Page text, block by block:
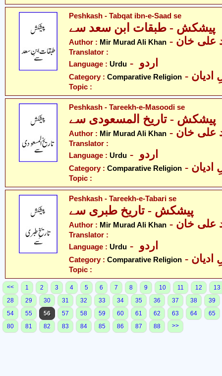
Peshkash - Tabqat ibn-e-Saad se
پیشکش - طبقات ابن سعد سے
Author : Mir Murad Ali Khan علی خان
Translator :
Language : Urdu
Category : Comparative Religion ادیان
Topic :
Peshkash - Tareekh-e-Masoodi se
پیشکش - تاریخ المسعودی سے
Author : Mir Murad Ali Khan علی خان
Translator :
Language : Urdu
Category : Comparative Religion ادیان
Topic :
Peshkash - Tareekh-e-Tabari se
پیشکش - تاریخ طبری سے
Author : Mir Murad Ali Khan علی خان
Translator :
Language : Urdu
Category : Comparative Religion ادیان
Topic :
<< 1 2 3 4 5 6 7 8 9 10 11 12
13
28
29 30 31 32 33 34 35 36 37 38
39
54
55 56 57 58 59 60 61 62 63 64
65
80
81 82 83 84 85 86 87 88 >>